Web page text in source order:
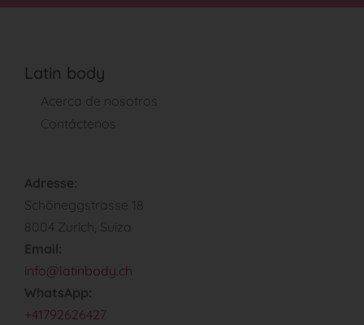
Latin body
Acerca de nosotros
Contáctenos
Adresse:
Schöneggstrasse 18
8004 Zurich, Suiza
Email:
info@latinbody.ch
WhatsApp:
+41792626427